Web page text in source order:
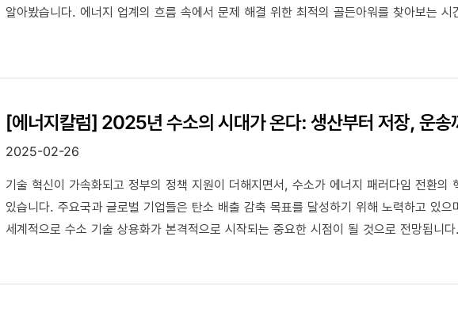
알아봤습니다. 에너지 업계의 흐름 속에서 문제 해결 위한 최적의 골든아워를 찾아보는 시
[에너지칼럼] 2025년 수소의 시대가 온다: 생산부터 저장, 운송
2025-02-26
기술 혁신이 가속화되고 정부의 정책 지원이 더해지면서, 수소가 에너지 패러다임 전환의
있습니다. 주요국과 글로벌 기업들은 탄소 배출 감축 목표를 달성하기 위해 노력하고 있
세계적으로 수소 기술 상용화가 본격적으로 시작되는 중요한 시점이 될 것으로 전망됩니